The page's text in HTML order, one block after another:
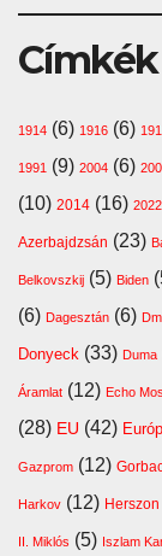
Címkék
1914 (6) 1916 (6)
1991 (9) 2004 (6)
(10) 2014 (16) 2022
Azerbajdzsán (23)
Belkovszkij (5) Biden
(6) Dagesztán (6)
Donyeck (33) Duma
Áramlat (12) Echo
(28) EU (42)
Gazprom (12)
Harkov (12) Herszon
II. Miklós (5) Iszlam